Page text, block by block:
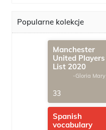
Popularne kolekcje
Manchester
United Players
List 2020
-Gloria Mary
33
Spanish
vocabulary